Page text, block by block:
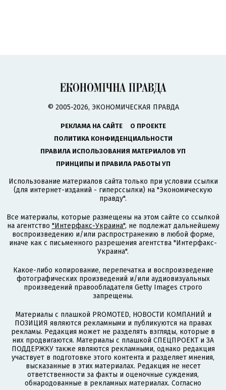
© 2005-2026, ЭКОНОМИЧЕСКАЯ ПРАВДА
РЕКЛАМА НА САЙТЕ
О ПРОЕКТЕ
ПОЛИТИКА КОНФИДЕНЦИАЛЬНОСТИ
ПРАВИЛА ИСПОЛЬЗОВАНИЯ МАТЕРИАЛОВ УП
ПРИНЦИПЫ И ПРАВИЛА РАБОТЫ УП
Использование материалов сайта только при условии ссылки
(для интернет-изданий - гиперссылки) на "Экономическую
правду".
Все материалы, которые размещены на этом сайте со ссылкой
на агентство "Интерфакс-Украина", не подлежат дальнейшему
воспроизведению и/или распространению в любой форме,
иначе как с письменного разрешения агентства "Интерфакс-
Украина".
Какое-либо копирование, перепечатка и воспроизведение
фотографических произведений и/или аудиовизуальных
произведений правообладателя Getty Images строго
запрещены.
Материалы с плашкой PROMOTED, НОВОСТИ КОМПАНИЙ и
ПОЗИЦИЯ являются рекламными и публикуются на правах
рекламы. Редакция может не разделять взгляды, которые в
них продвигаются. Материалы с плашкой СПЕЦПРОЕКТ и ЗА
ПОДДЕРЖКУ также являются рекламными, однако редакция
участвует в подготовке этого контента и разделяет мнения,
высказанные в этих материалах. Редакция не несет
ответственности за факты и оценочные суждения,
обнародованные в рекламных материалах. Согласно